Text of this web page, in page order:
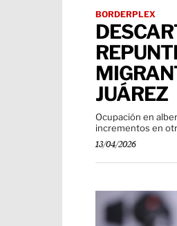
BORDERPLEX
JUÁREZ
Ocupación en
13/04/2026